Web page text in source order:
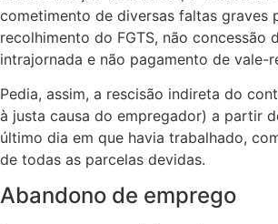
cometimento de diversas faltas graves
recolhimento do FGTS, não concessão
intrajornada e não pagamento de vale-
Pedia, assim, a rescisão indireta do
à justa causa do empregador) a partir
último dia em que havia trabalhado,
de todas as parcelas devidas.
Abandono de emprego